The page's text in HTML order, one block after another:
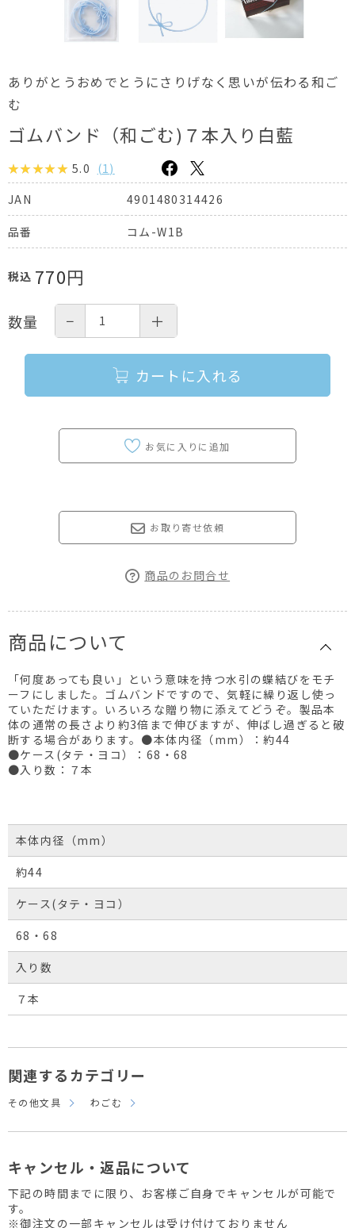
ありがとうおめでとうにさりげなく思いが伝わる和ご
む
ゴムバンド（和ごむ)７本入り白藍
5.0 (1 )
JAN
4901480314426
品番 コム-W1B
税込 770円
数量 − ＋
カートに入れる
お取り寄せ依頼
商品のお問合せ
商品について
「何度あっても良い」という意味を持つ水引の蝶結びをモチ
ーフにしました。ゴムバンドですので、気軽に繰り返し使っ
ていただけます。いろいろな贈り物に添えてどうぞ。製品本
体の通常の長さより約3倍まで伸びますが、伸ばし過ぎると破
断する場合があります。●本体内径（mm）：約44
●ケース(タテ・ヨコ）：68・68
●入り数：７本
本体内径（mm）
約44
ケース(タテ・ヨコ）
68・68
入り数
７本
関連するカテゴリー
その他文具 わごむ
キャンセル・返品について
下記の時間までに限り、お客様ご自身でキャンセルが可能で
す。
※御注文の一部キャンセルは受け付けておりません